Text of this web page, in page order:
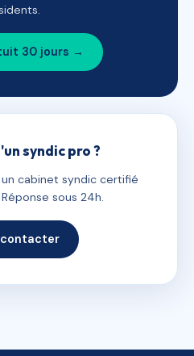
30 jours →
syndic pro ?
cabinet syndic certifié
sous 24h.
contacter